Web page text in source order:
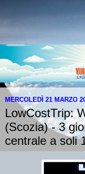
MERCOLEDÌ 21 MARZO
LowCostTrip:
(Scozia) - 3
centrale a soli